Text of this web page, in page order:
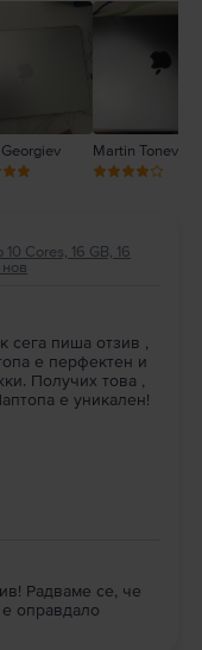
Martin Tonev
Cores, 16 GB, 16
сега пиша отзив ,
е перфектен и
Получих това ,
е уникален!
Радваме се, че
оправдало